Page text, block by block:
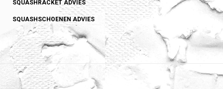
SQUASHRACKET ADVIES
SQUASHSCHOENEN ADVIES